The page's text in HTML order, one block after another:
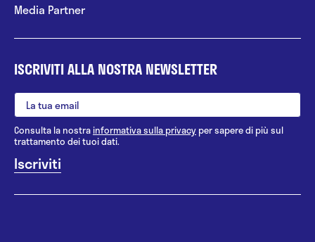
Media Partner
ISCRIVITI ALLA NOSTRA NEWSLETTER
Consulta la nostrainformativa sulla privacy per sapere di più sul
trattamento dei tuoi dati.